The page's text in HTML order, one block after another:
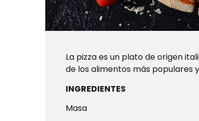
La pizza es un plato de origen
de los alimentos más populares
INGREDIENTES
Masa